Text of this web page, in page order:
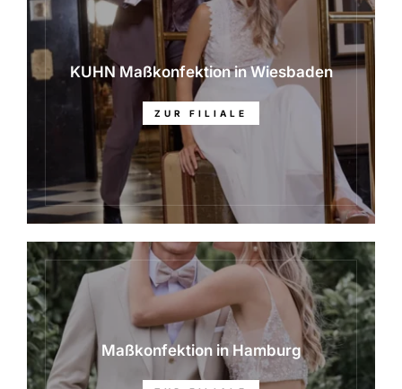
KUHN Maßkonfektion in Wiesbaden
ZUR FILIALE
Maßkonfektion in Hamburg